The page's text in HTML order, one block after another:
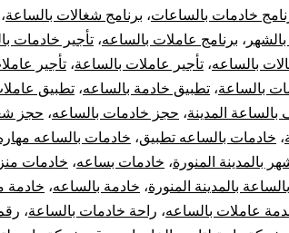
خادمات بالساعات، برنامج شغالات بالساعة
، برنامج عاملات بالساعه، تأجير خادمات
بالساعه، تأجير عاملات بالساعة، تأجير
بالساعة، تطبيق خادمة بالساعه، تطبيق
بالساعة المدينة، حجز خادمات بالساعه، حجز
، خادمات بالساعه تطبيق، خادمات بالساعه
بالمدينة المنورة، خادمات بساعه، خادمات
بالمدينة المنورة، خادمة بالساعه، خادمة
عاملات بالساعه، راحة خادمات بالساعة،